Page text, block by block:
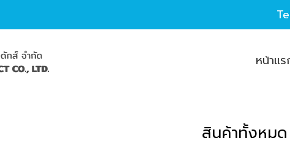
หน้าแร
สินค้าทั้งหมด